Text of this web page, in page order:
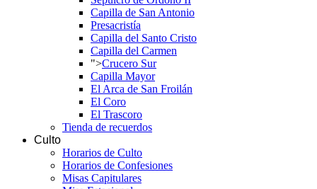
Capilla de San Antonio
Presacristía
Capilla del Santo Cristo
Capilla del Carmen
">Crucero Sur
Capilla Mayor
El Arca de San Froilán
El Coro
El Trascoro
Tienda de recuerdos
Culto
Horarios de Culto
Horarios de Confesiones
Misas Capitulares